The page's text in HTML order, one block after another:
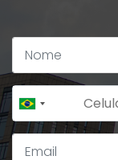
Brazil
+55